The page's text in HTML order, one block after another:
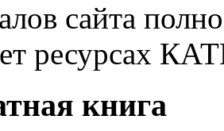
сайта
ресурсах
книга